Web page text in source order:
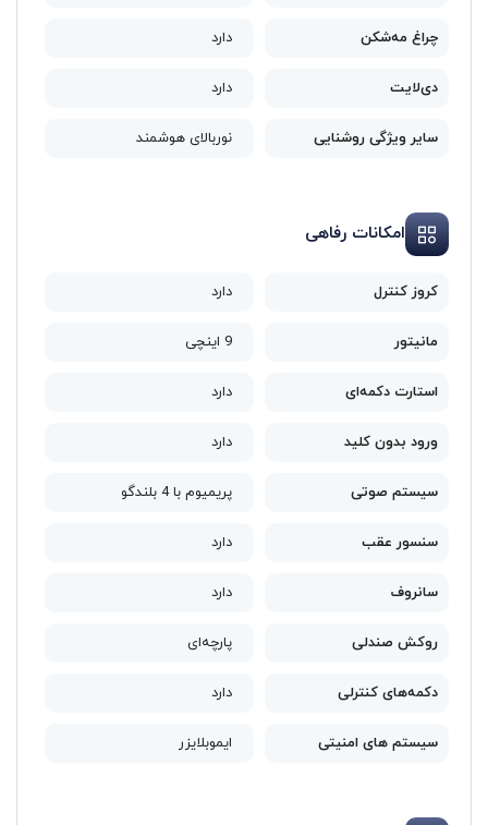
چراغ مه‌شکن دارد
دی‌لایت دارد
سایر ویژگی روشنایی نوربالای هوشمند
امکانات رفاهی
کروز کنترل دارد
مانیتور 9 اینچی
استارت دکمه‌ای دارد
ورود بدون کلید دارد
سیستم صوتی پریمیوم با 4 بلندگو
سنسور عقب دارد
سانروف دارد
روکش صندلی پارچه‌ای
دکمه‌های کنترلی دارد
سیستم های امنیتی ایموبلایزر